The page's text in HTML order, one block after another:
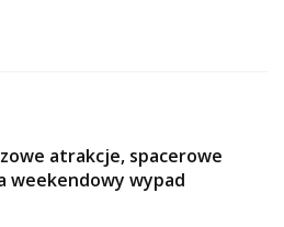
atrakcje, spacerowe
weekendowy wypad